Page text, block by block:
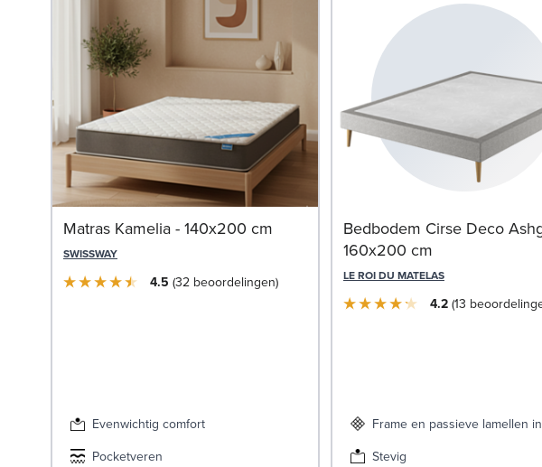
Matras Kamelia - 140x200 cm
SWISSWAY
4.5 32 beoordelingen
Evenwichtig comfort
Pocketveren
Bedbodem Cirse Deco
160x200 cm
LE ROI DU MATELAS
4.2 13
Frame en passieve lamellen
Stevig